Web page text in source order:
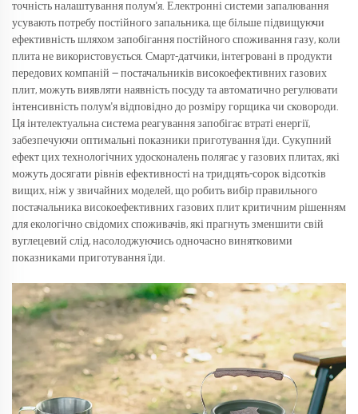
точність налаштування полум'я. Електронні системи запалювання
усувають потребу постійного запальника, ще більше підвищуючи
ефективність шляхом запобігання постійного споживання газу, коли
плита не використовується. Смарт-датчики, інтегровані в продукти
передових компаній — постачальників високоефективних газових
плит, можуть виявляти наявність посуду та автоматично регулювати
інтенсивність полум'я відповідно до розміру горщика чи сковороди.
Ця інтелектуальна система реагування запобігає втраті енергії,
забезпечуючи оптимальні показники приготування їди. Сукупний
ефект цих технологічних удосконалень полягає у газових плитах, які
можуть досягати рівнів ефективності на тридцять-сорок відсотків
вищих, ніж у звичайних моделей, що робить вибір правильного
постачальника високоефективних газових плит критичним рішенням
для екологічно свідомих споживачів, які прагнуть зменшити свій
вуглецевий слід, насолоджуючись одночасно винятковими
показниками приготування їди.